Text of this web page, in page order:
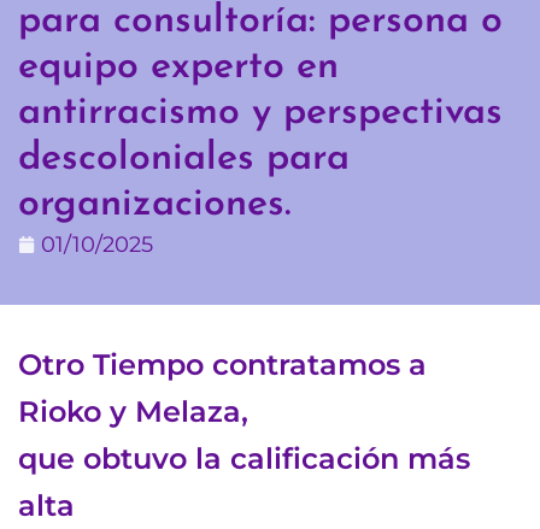
para consultoría: persona o
equipo experto en
antirracismo y perspectivas
descoloniales para
organizaciones.
01/10/2025
Otro Tiempo contratamos a
Rioko y Melaza,
que obtuvo la calificación más
alta